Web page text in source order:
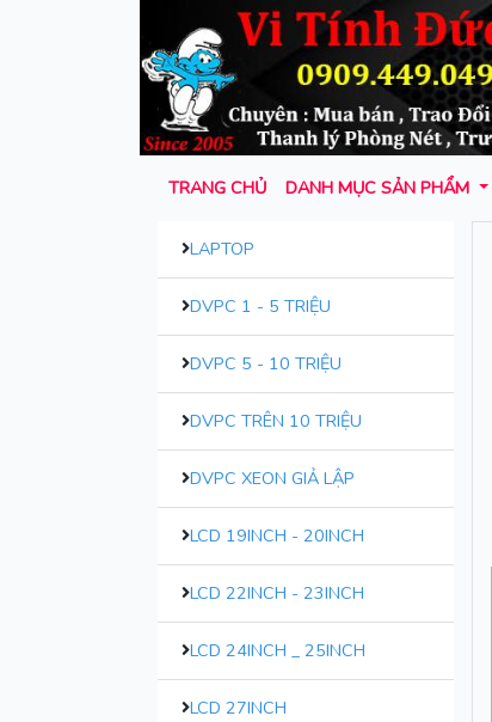
TRANG CHỦ DANH MỤC SẢN PHẨM
LAPTOP
DVPC 1 - 5 TRIỆU
DVPC 5 - 10 TRIỆU
DVPC TRÊN 10 TRIỆU
DVPC XEON GIẢ LẬP
LCD 19INCH - 20INCH
LCD 22INCH - 23INCH
LCD 24INCH _ 25INCH
LCD 27INCH